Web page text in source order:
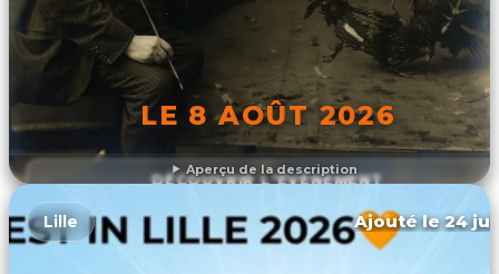
Aperçu de la description
LE 8 AOÛT 2026
DÉCOUVRIR L'ÉVÉNEMENT
Lille Ajouté le 24